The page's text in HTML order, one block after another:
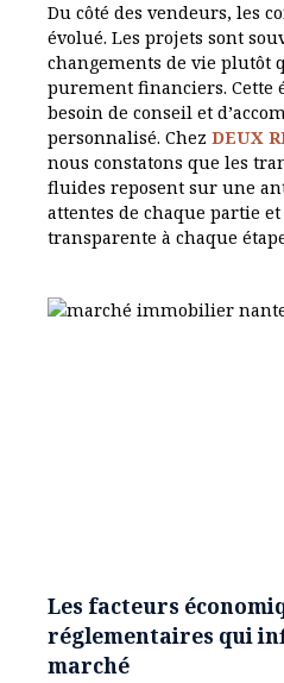
Du côté des vendeurs, les
évolué. Les projets sont
changements de vie plutôt
purement financiers. Cette
besoin de conseil et
personnalisé. Chez DEUX
nous constatons que les
fluides reposent sur une
attentes de chaque partie
transparente à chaque
Les facteurs
réglementaires qui
marché